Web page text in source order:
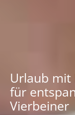
Urlaub mit
für
Vierbeiner